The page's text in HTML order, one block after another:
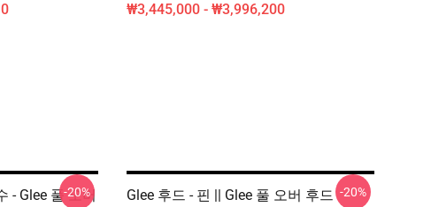
₩3,445,000 - ₩3,996,200
- Glee 풀 오버
-20%
Glee 후드 - 핀 || Glee 풀 오버 후드 -20%